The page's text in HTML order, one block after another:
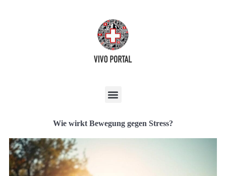
Wie wirkt Bewegung gegen Stress?